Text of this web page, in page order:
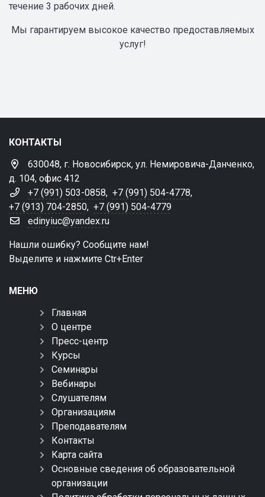
течение 3 рабочих дней.
Мы гарантируем высокое качество предоставляемых
услуг!
КОНТАКТЫ
630048, г. Новосибирск, ул. Немировича-Данченко,
д. 104, офис 412
+7 (991) 503-0858, +7 (991) 504-4778,
+7 (913) 704-2850, +7 (991) 504-4779
edinyiuc@yandex.ru
Нашли ошибку? Сообщите нам!
Выделите и нажмите Ctr+Enter
МЕНЮ
Главная
О центре
Пресс-центр
Курсы
Семинары
Вебинары
Слушателям
Организациям
Преподавателям
Контакты
Карта сайта
Основные сведения об образовательной
организации